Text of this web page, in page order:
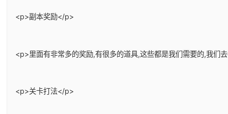
<p>副本奖励</p>
<p>里面有非常多的奖励,有很多的道具,这些都是我们需要的,我们
<p>关卡打法</p>